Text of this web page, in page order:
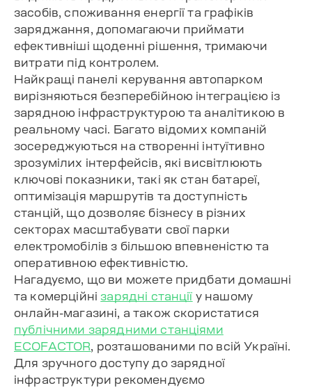
засобів, споживання енергії та графіків
заряджання, допомагаючи приймати
ефективніші щоденні рішення, тримаючи
витрати під контролем.
Найкращі панелі керування автопарком
вирізняються безперебійною інтеграцією із
зарядною інфраструктурою та аналітикою в
реальному часі. Багато відомих компаній
зосереджуються на створенні інтуїтивно
зрозумілих інтерфейсів, які висвітлюють
ключові показники, такі як стан батареї,
оптимізація маршрутів та доступність
станцій, що дозволяє бізнесу в різних
секторах масштабувати свої парки
електромобілів з більшою впевненістю та
оперативною ефективністю.
Нагадуємо, що ви можете придбати домашні
та комерційні зарядні станції у нашому
онлайн-магазині, а також скористатися
публічними зарядними станціями
ECOFACTOR , розташованими по всій Україні.
Для зручного доступу до зарядної
інфраструктури рекомендуємо